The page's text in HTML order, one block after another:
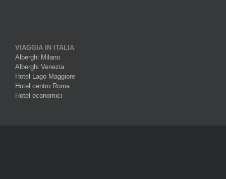
VIAGGIA IN ITALIA
Alberghi Milano
Alberghi Venezia
Hotel Lago Maggiore
Hotel centro Roma
Hotel economici